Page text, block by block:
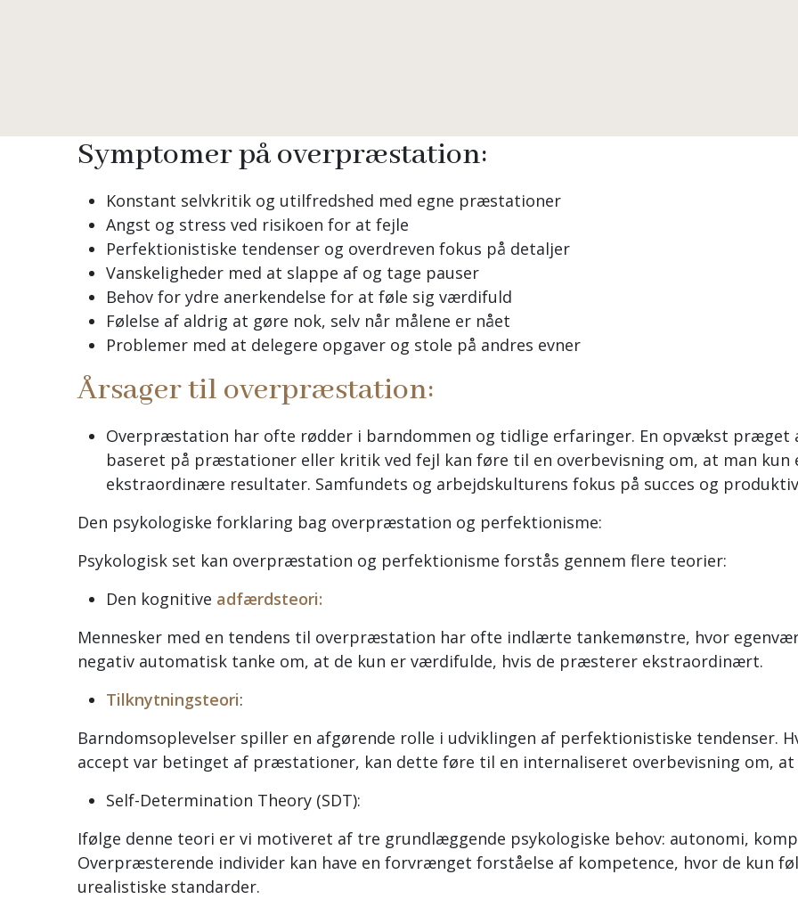
Symptomer på overpræstation:
Konstant selvkritik og utilfredshed med egne præstationer
Angst og stress ved risikoen for at fejle
Perfektionistiske tendenser og overdreven fokus på detaljer
Vanskeligheder med at slappe af og tage pauser
Behov for ydre anerkendelse for at føle sig værdifuld
Følelse af aldrig at gøre nok, selv når målene er nået
Problemer med at delegere opgaver og stole på andres evner
Årsager til overpræstation:
Overpræstation har ofte rødder i barndommen og tidlige erfaringer. En opvækst præget
baseret på præstationer eller kritik ved fejl kan føre til en overbevisning om, at man
ekstraordinære resultater. Samfundets og arbejdskulturens fokus på succes og
Den psykologiske forklaring bag overpræstation og perfektionisme:
Psykologisk set kan overpræstation og perfektionisme forstås gennem flere teorier:
Den kognitive adfærdsteori:
Mennesker med en tendens til overpræstation har ofte indlærte tankemønstre, hvor
negativ automatisk tanke om, at de kun er værdifulde, hvis de præsterer ekstraordinært.
Tilknytningsteori:
Barndomsoplevelser spiller en afgørende rolle i udviklingen af perfektionistiske tendenser.
accept var betinget af præstationer, kan dette føre til en internaliseret overbevisning om, at
Self-Determination Theory (SDT):
Ifølge denne teori er vi motiveret af tre grundlæggende psykologiske behov: autonomi,
Overpræsterende individer kan have en forvrænget forståelse af kompetence, hvor de kun
urealistiske standarder.